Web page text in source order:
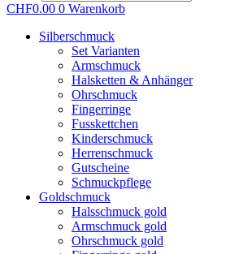
CHF0.00 0 Warenkorb
Silberschmuck
Set Varianten
Armschmuck
Halsketten & Anhänger
Ohrschmuck
Fingerringe
Fusskettchen
Kinderschmuck
Herrenschmuck
Gutscheine
Schmuckpflege
Goldschmuck
Halsschmuck gold
Armschmuck gold
Ohrschmuck gold